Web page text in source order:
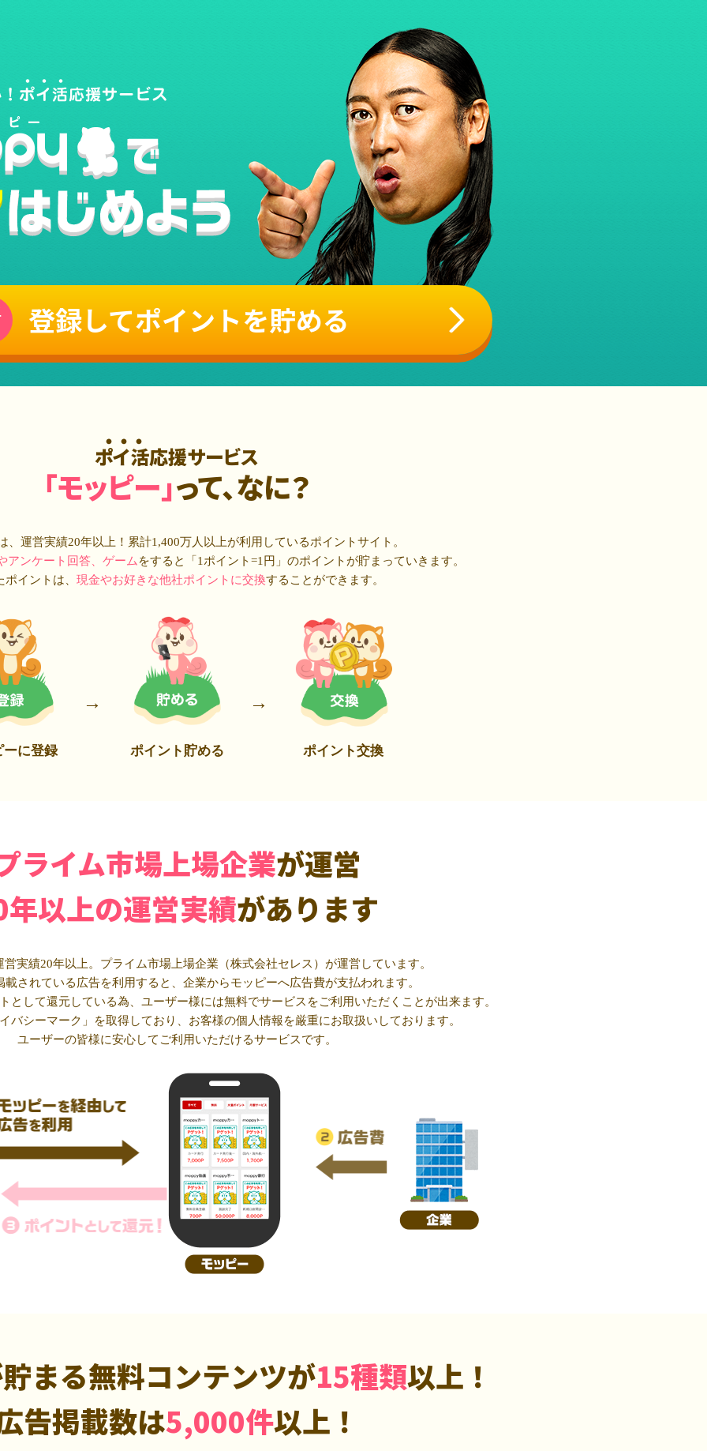
登録してポイントを貯める
ポイ活応援サービス
「モッピー」って、なに？
、運営実績20年以上！累計1,400万人 以上が利用しているポイントサイト。
アンケート回答、ゲーム をすると「1ポイント=1円」のポイントが貯まっていきます。
ポイントは、 現金やお好きな他社ポイントに交換することができます。
ーに登録 ポイント貯める ポイント交換
ライム市場上場企業が運営
以上の運営実績があります
実績20年以上。プライム市場上場企業（株式会社セレス）が運営しています。
載されている広告を利用すると、企業からモッピーへ広告費が支払われます。
として還元している為、ユーザー様には無料でサービスをご利用いただくことが出来ます。
バシーマーク」を取得しており、お客様の個人情報を厳重にお取扱いしております。
ユーザーの皆様に安心してご利用いただけるサービスです。
まる無料コンテンツが15種類以上！
告掲載数は5,000件以上！